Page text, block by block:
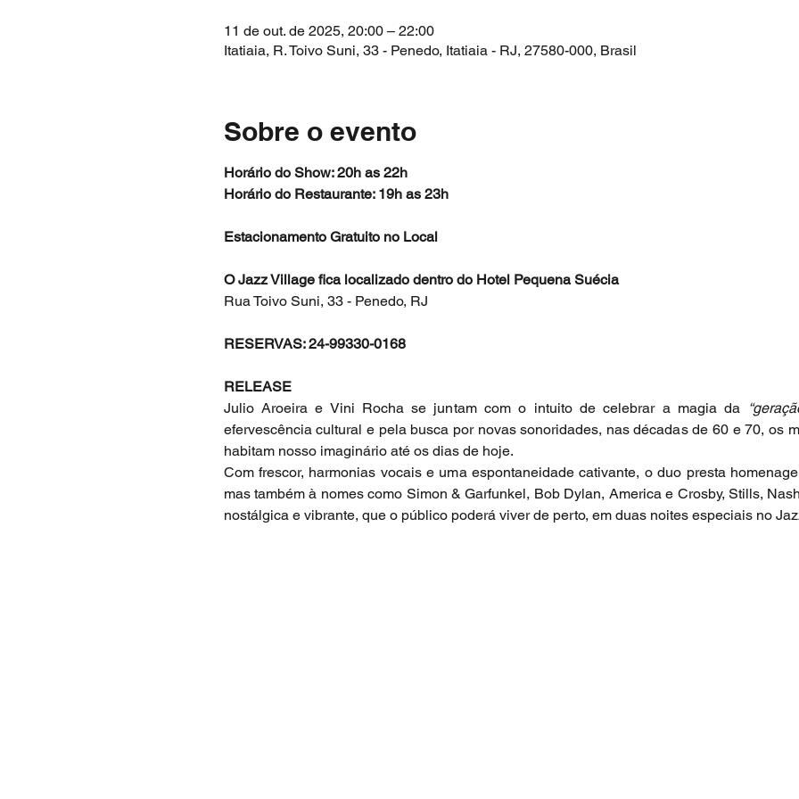
11 de out. de 2025, 20:00 – 22:00
Itatiaia, R. Toivo Suni, 33 - Penedo, Itatiaia - RJ, 27580-000, Brasil
Sobre o evento
Horário do Show: 20h as 22h
Horário do Restaurante: 19h as 23h
Estacionamento Gratuito no Local
O Jazz Village fica localizado dentro do Hotel Pequena Suécia
Rua Toivo Suni, 33 - Penedo, RJ
RESERVAS: 24-99330-0168
RELEASE
Julio Aroeira e Vini Rocha se juntam com o intuito de celebrar a magia da
efervescência cultural e pela busca por novas sonoridades, nas décadas de 60 e 70, os
habitam nosso imaginário até os dias de hoje.
Com frescor, harmonias vocais e uma espontaneidade cativante, o duo presta
mas também à nomes como Simon & Garfunkel, Bob Dylan, America e Crosby, Stills,
nostálgica e vibrante, que o público poderá viver de perto, em duas noites especiais no